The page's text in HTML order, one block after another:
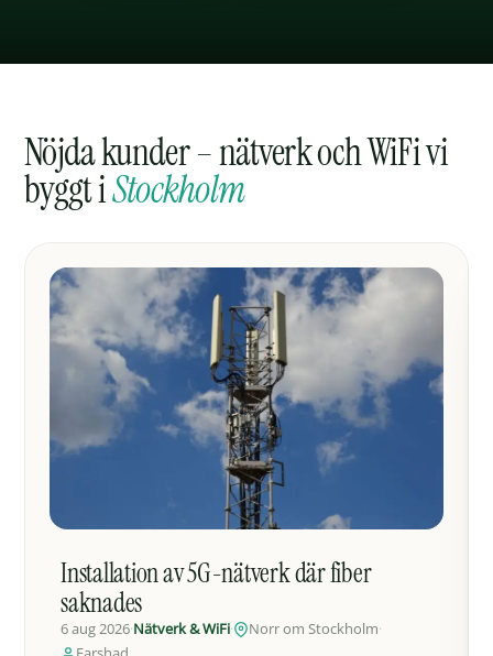
Nöjda kunder – nätverk och WiFi vi
byggt iStockholm
Installation av 5G-nätverk där fiber
saknades
6 aug 2026·Nätverk & WiFi· Norr om Stockholm·